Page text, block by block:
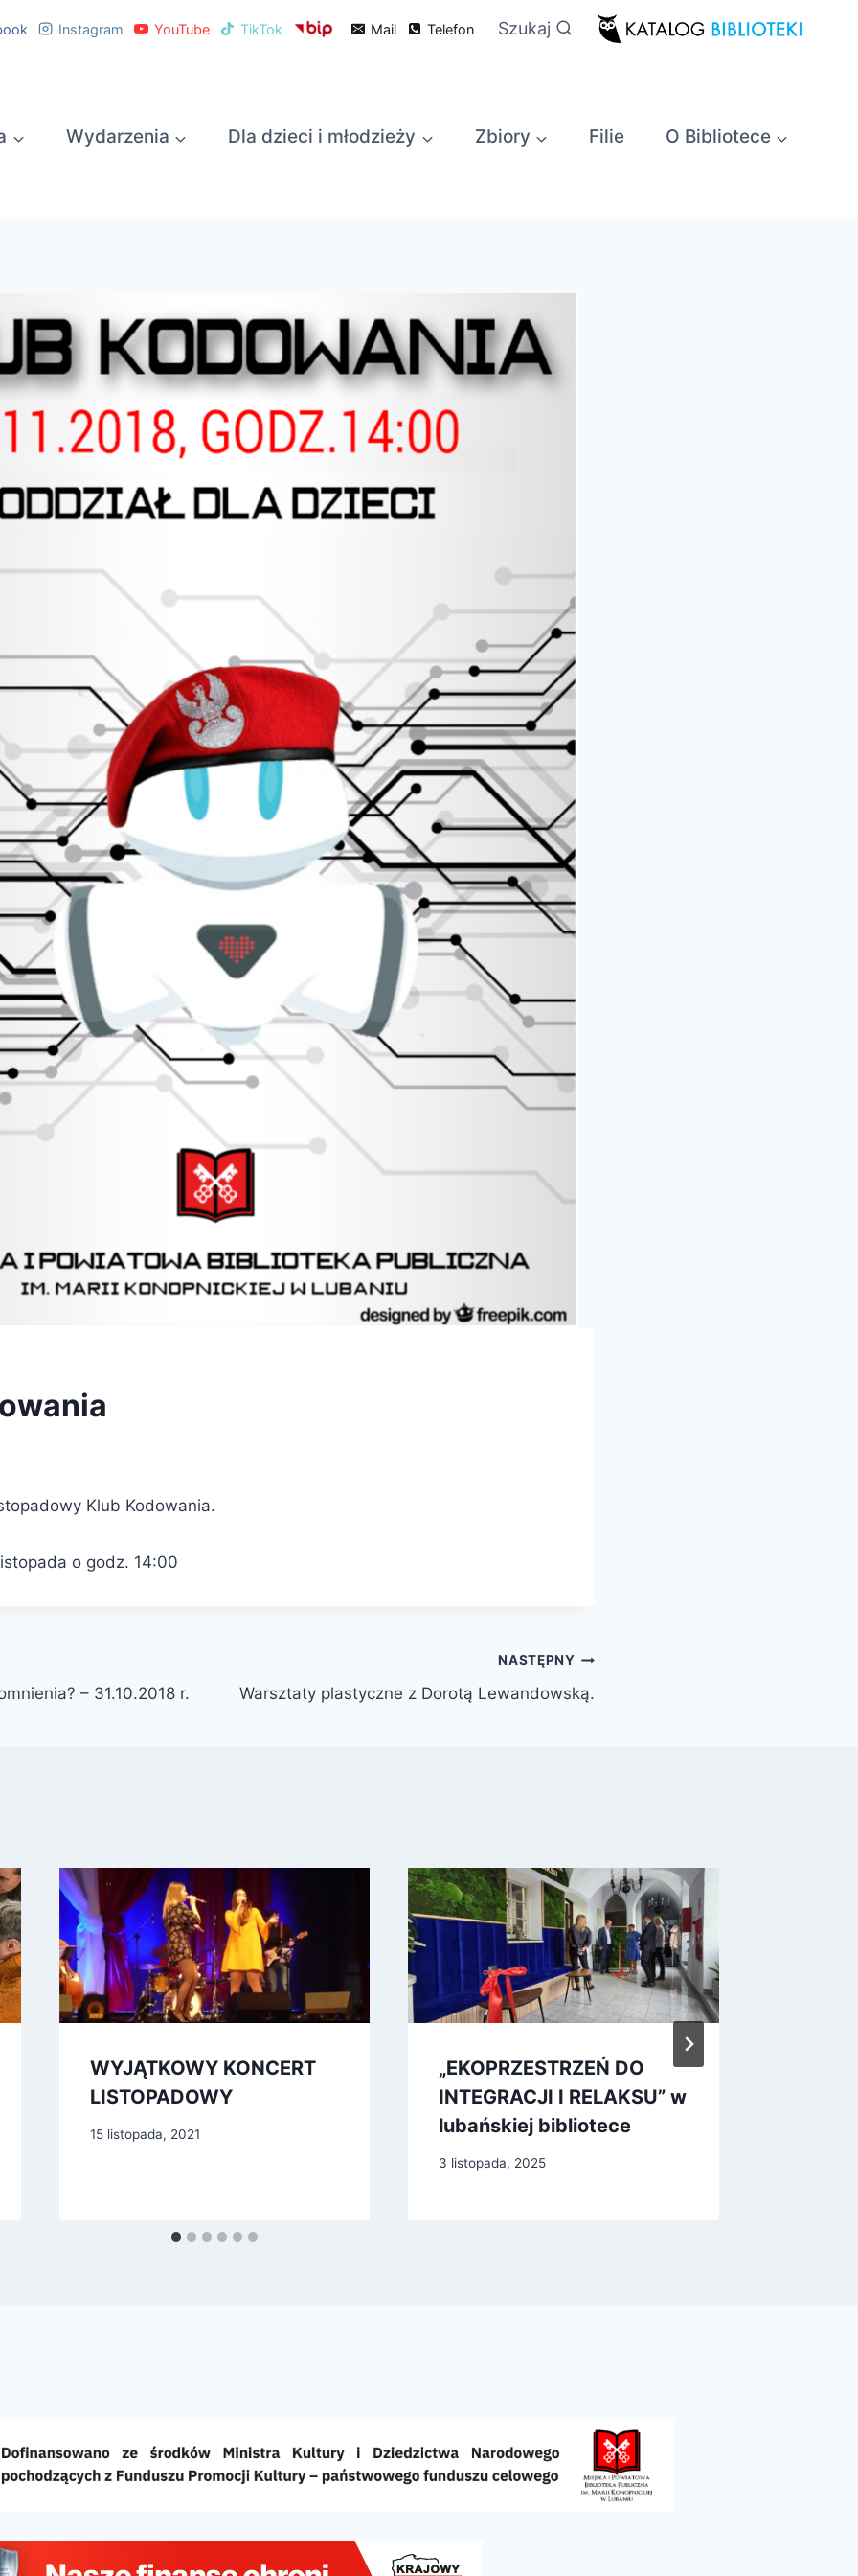
Instagram YouTube TikTok Mail Telefon Szukaj
Wydarzenia Dla dzieci i młodzieży Zbiory Filie O Bibliotece
Klub Kodowania.
o godz. 14:00
– 31.10.2018 r.
NASTĘPNY
Warsztaty plastyczne z Dorotą Lewandowską.
WYJĄTKOWY KONCERT
LISTOPADOWY
15 listopada, 2021
„EKOPRZESTRZEŃ DO
INTEGRACJI I RELAKSU” w
lubańskiej bibliotece
3 listopada, 2025